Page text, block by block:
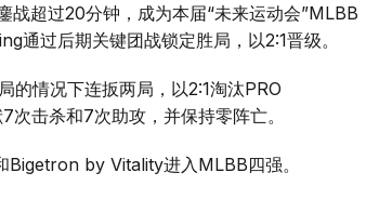
超过20分钟，成为本届“未来运动会”MLBB
过后期关键团战锁定胜局，以2:1晋级。
情况下连扳两局，以2:1淘汰PRO
击杀和7次助攻，并保持零阵亡。
by Vitality进入MLBB四强。